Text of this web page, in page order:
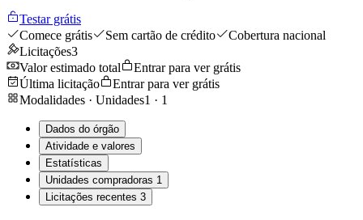
Testar grátis
Comece grátis
Sem cartão de crédito
Cobertura nacional
Licitações3
Valor estimado total
Entrar para ver grátis
Última licitação
Entrar para ver grátis
Modalidades · Unidades1 · 1
Dados do órgão
Atividade e valores
Estatísticas
Unidades compradoras 1
Licitações recentes 3